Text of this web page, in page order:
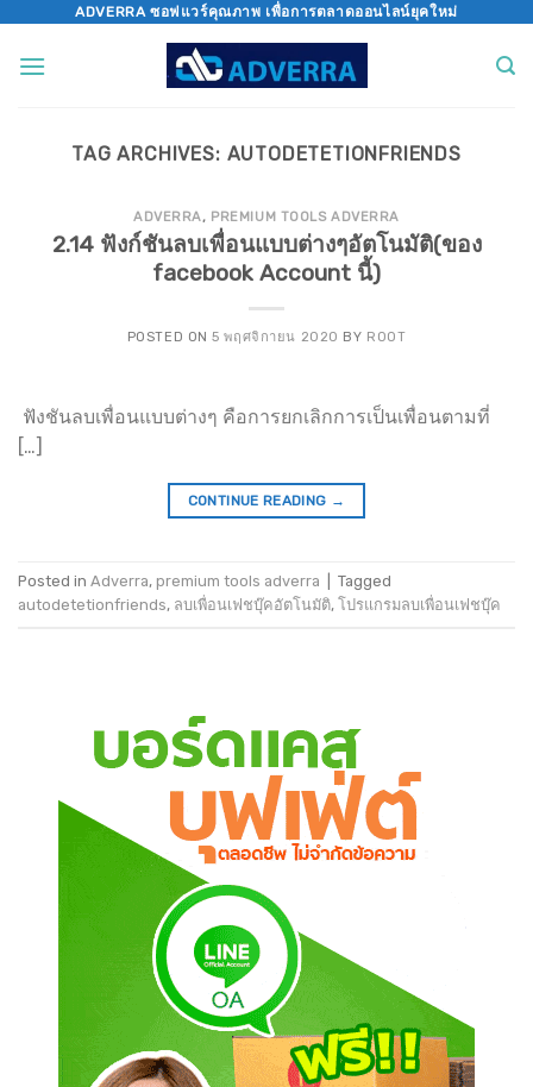
content
ADVERRA ซอฟแวร์คุณภาพ เพื่อการตลาดออนไลน์ยุคใหม่
TAG ARCHIVES: AUTODETETIONFRIENDS
ADVERRA, PREMIUM TOOLS ADVERRA
2.14 ฟังก์ชันลบเพื่อนแบบต่างๆอัตโนมัติ(ของ
facebook Account นี้)
POSTED ON5 พฤศจิกายน 2020 BY ROOT
ฟังชันลบเพื่อนแบบต่างๆ คือการยกเลิกการเป็นเพื่อนตามที่
[…]
CONTINUE READING →
Posted in Adverra, premium tools adverra
Tagged
autodetetionfriends, ลบเพื่อนเฟชบุ๊คอัตโนมัติ, โปรแกรมลบเพื่อนเฟชบุ๊ค